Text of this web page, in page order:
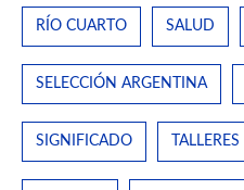
RÍO CUARTO SALUD
SELECCIÓN ARGENTINA
SIGNIFICADO TALLERES